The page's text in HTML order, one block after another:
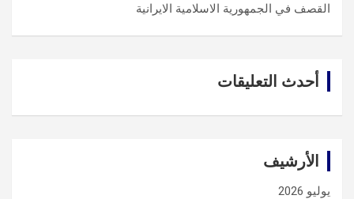
القصف في الجمهورية الاسلامية الايرانية
أحدث التعليقات
الأرشيف
يوليو 2026